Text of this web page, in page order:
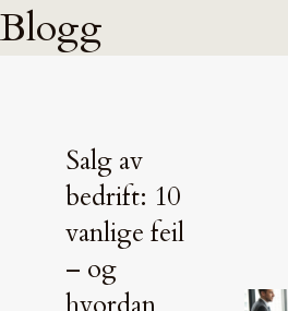
Blogg
Salg av
bedrift: 10
vanlige feil
– og